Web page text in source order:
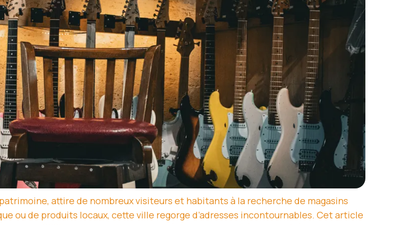
attire de nombreux visiteurs et habitants à la recherche de magasins
ou de produits locaux, cette ville regorge d’adresses incontournables. Cet article